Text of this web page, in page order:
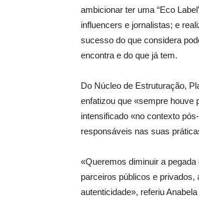
ambicionar ter uma “Eco
influencers e jornalistas; e
sucesso do que considera
encontra e do que já tem.
Do Núcleo de Estruturação,
enfatizou que «sempre houve
intensificado «no contexto
responsáveis nas suas
«Queremos diminuir a
parceiros públicos e
autenticidade», referiu